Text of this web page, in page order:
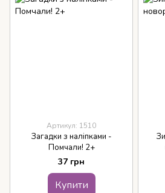
Артикул: 1510
Загадки з наліпками -
Помчали! 2+
37 грн
Купити